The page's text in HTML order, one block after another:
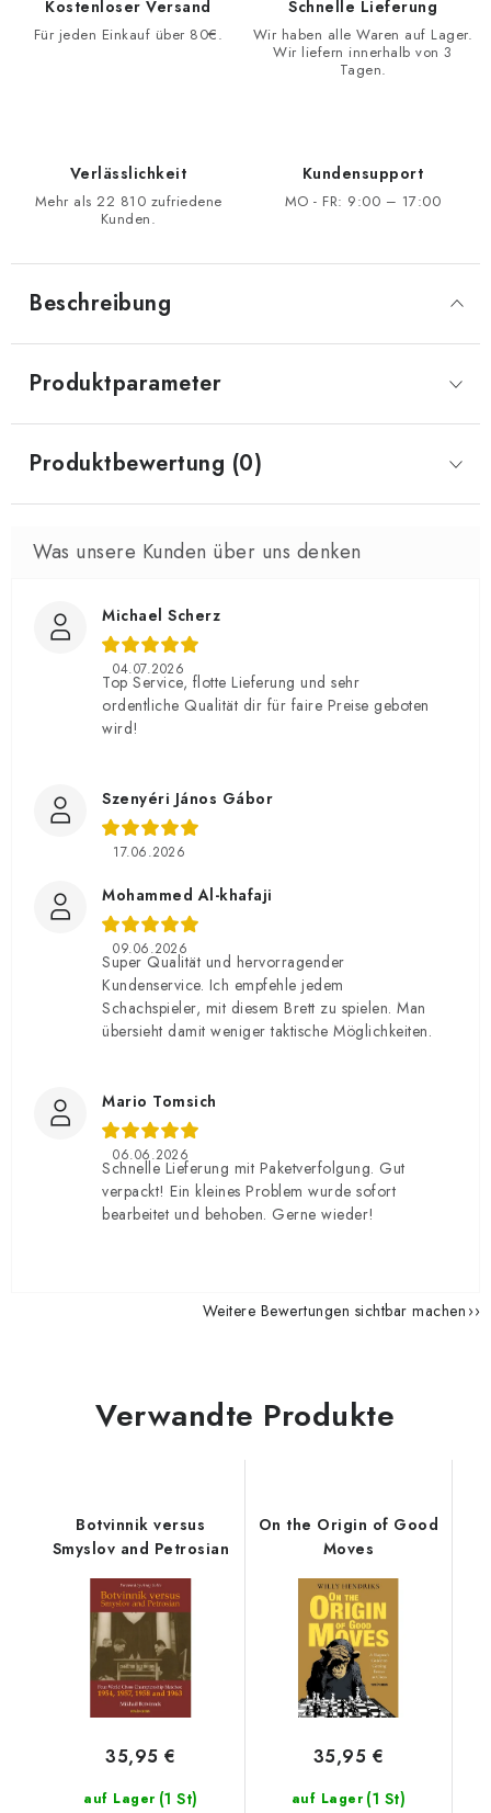
Kostenloser Versand
Für jeden Einkauf über 80€.
Schnelle Lieferung
Wir haben alle Waren auf Lager.
Wir liefern innerhalb von 3
Tagen.
Verlässlichkeit
Mehr als 22 810 zufriedene
Kunden.
Kundensupport
MO - FR: 9:00 – 17:00
Beschreibung
Produktparameter
Produktbewertung (0)
Michael Scherz
04.07.2026
Top Service, flotte Lieferung und sehr
ordentliche Qualität dir für faire Preise geboten
wird!
Szenyéri János Gábor
17.06.2026
Mohammed Al-khafaji
09.06.2026
Super Qualität und hervorragender
Kundenservice. Ich empfehle jedem
Schachspieler, mit diesem Brett zu spielen. Man
übersieht damit weniger taktische Möglichkeiten.
Mario Tomsich
06.06.2026
Schnelle Lieferung mit Paketverfolgung. Gut
verpackt! Ein kleines Problem wurde sofort
bearbeitet und behoben. Gerne wieder!
Weitere Bewertungen sichtbar machen
Verwandte Produkte
Botvinnik versus
Smyslov and Petrosian
auf Lager (1 St)
35,95 €
On the Origin of Good
Moves
auf Lager (1 St)
35,95 €